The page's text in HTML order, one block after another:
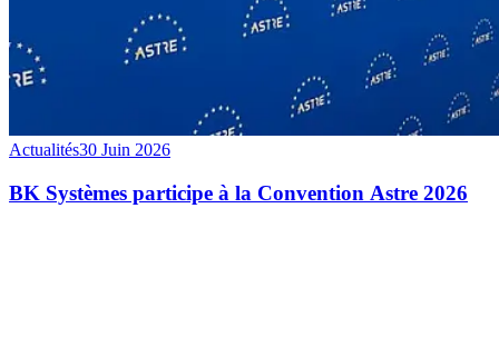
Actualités30 Juin 2026
BK Systèmes participe à la Convention Astre 2026